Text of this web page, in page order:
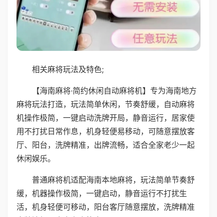
相关麻将玩法及特色;
【海南麻将·简约休闲自动麻将机】专为海南地方
麻将玩法打造，玩法简单休闲，节奏舒缓，自动麻将
机操作极简，一键启动洗牌开局，静音运行，居家使
用不打扰日常作息，机身轻便易移动，可随意摆放客
厅、阳台，洗牌精准，出牌流畅，适合全家老少一起
休闲娱乐。
普通麻将机适配海南本地麻将，玩法简单节奏舒
缓，机器操作极简，一键启动，静音运行不打扰生
活，机身轻便可移动，阳台客厅随意摆放，洗牌精准